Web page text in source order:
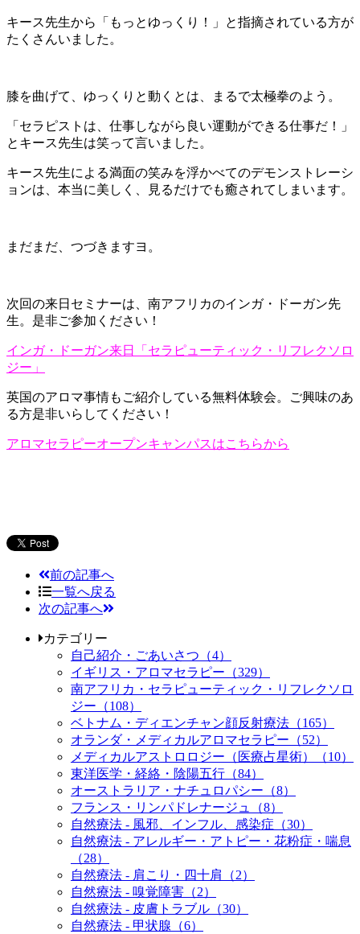
キース先生から「もっとゆっくり！」と指摘されている方が
たくさんいました。
膝を曲げて、ゆっくりと動くとは、まるで太極拳のよう。
「セラピストは、仕事しながら良い運動ができる仕事だ！」
とキース先生は笑って言いました。
キース先生による満面の笑みを浮かべてのデモンストレーシ
ョンは、本当に美しく、見るだけでも癒されてしまいます。
まだまだ、つづきますヨ。
次回の来日セミナーは、南アフリカのインガ・ドーガン先
生。是非ご参加ください！
インガ・ドーガン来日「セラピューティック・リフレクソロ
ジー」
英国のアロマ事情もご紹介している無料体験会。ご興味のあ
る方是非いらしてください！
アロマセラピーオープンキャンパスはこちらから
前の記事へ
一覧へ戻る
次の記事へ
カテゴリー
自己紹介・ごあいさつ（4）
イギリス・アロマセラピー（329）
南アフリカ・セラピューティック・リフレクソロ
ジー（108）
ベトナム・ディエンチャン顔反射療法（165）
オランダ・メディカルアロマセラピー（52）
メディカルアストロロジー（医療占星術）（10）
東洋医学・経絡・陰陽五行（84）
オーストラリア・ナチュロパシー（8）
フランス・リンパドレナージュ（8）
自然療法 - 風邪、インフル、感染症（30）
自然療法 - アレルギー・アトピー・花粉症・喘息
（28）
自然療法 - 肩こり・四十肩（2）
自然療法 - 嗅覚障害（2）
自然療法 - 皮膚トラブル（30）
自然療法 - 甲状腺（6）